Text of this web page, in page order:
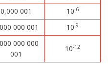
0,000 001 10-6
000 001 10-9
000 000
001
10-12